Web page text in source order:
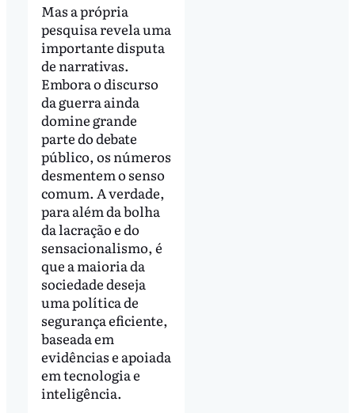
Mas a própria
pesquisa revela uma
importante disputa
de narrativas.
Embora o discurso
da guerra ainda
domine grande
parte do debate
público, os números
desmentem o senso
comum. A verdade,
para além da bolha
da lacração e do
sensacionalismo, é
que a maioria da
sociedade deseja
uma política de
segurança eficiente,
baseada em
evidências e apoiada
em tecnologia e
inteligência.